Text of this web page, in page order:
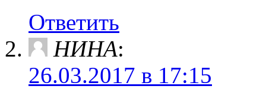
Ответить
НИНА:
26.03.2017 в 17:15